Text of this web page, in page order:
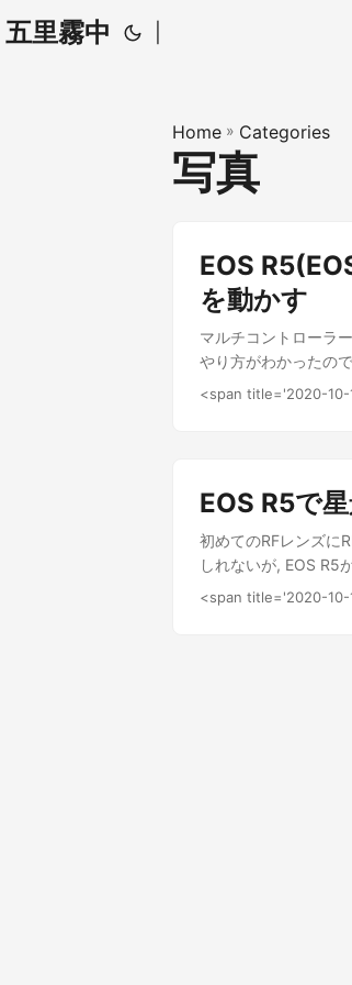
五里霧中
Home » Categories
写真
EOS
を動かす
マルチコントローラ
やり方がわかったの
タマイズ 一番下の
EOS R6のマルチコ
<span title='2020-10-
EOS R5で
初めてのRFレンズに
しれないが, EOS R5
星景写真を撮影して
<span title='2020-10-